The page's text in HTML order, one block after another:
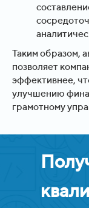
Таким образом,
позволяет
эффективнее,
улучшению
грамотному